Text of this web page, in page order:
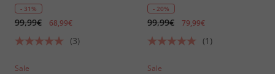
Knopfleiste
- 31%
99,99€ 68,99€
(3)
- 20%
99,99€ 79,99€
(1)
Sale Sale